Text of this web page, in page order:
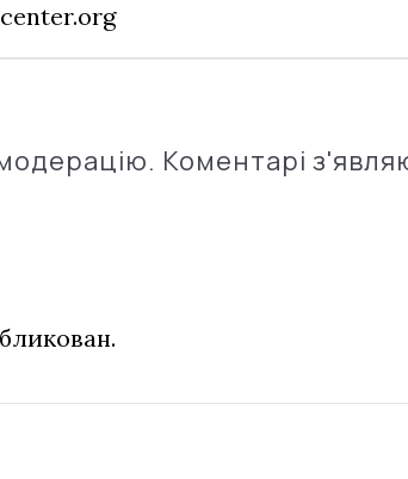
Коментарі